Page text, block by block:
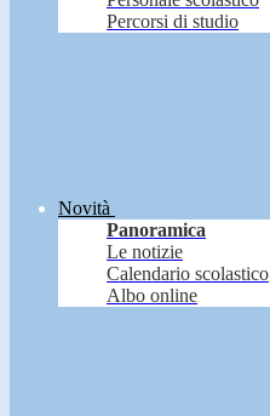
Percorsi di studio
Novità
Panoramica
Le notizie
Calendario scolastico
Albo online